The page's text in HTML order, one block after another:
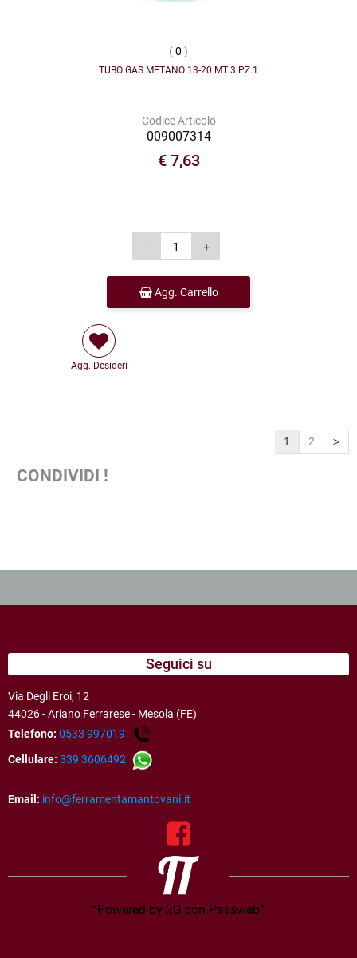
(0 )
TUBO GAS METANO 13-20 MT 3 PZ.1
Codice Articolo
009007314
€ 7,63
Agg. Carrello
Agg. Desideri
1 2 >
CONDIVIDI !
Seguici su
Via Degli Eroi, 12
44026 - Ariano Ferrarese - Mesola (FE)
Telefono: 0533 997019
Cellulare: 339 3606492
Email: info@ferramentamantovani.it
“Powered by 2G con Passweb”